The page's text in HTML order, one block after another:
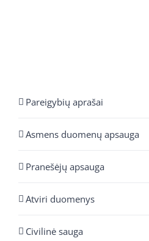
Pareigybių aprašai
Asmens duomenų apsauga
Pranešėjų apsauga
Atviri duomenys
Civilinė sauga